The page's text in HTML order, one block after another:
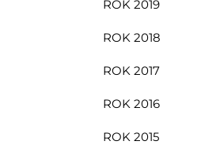
ROK 2019
ROK 2018
ROK 2017
ROK 2016
ROK 2015